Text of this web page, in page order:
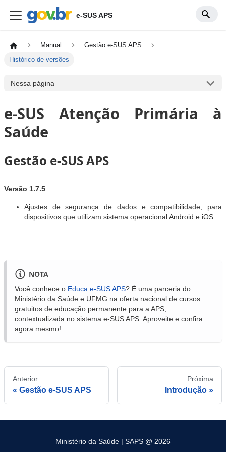
e-SUS APS
Manual
Gestão e-SUS APS
Histórico de versões
Nessa página
e-SUS Atenção Primária à
Saúde
Gestão e-SUS APS
Versão 1.7.5
Ajustes de segurança de dados e compatibilidade, para
dispositivos que utilizam sistema operacional Android e iOS.
NOTA
Você conhece o Educa e-SUS APS? É uma parceria do
Ministério da Saúde e UFMG na oferta nacional de cursos
gratuitos de educação permanente para a APS,
contextualizada no sistema e-SUS APS. Aproveite e confira
agora mesmo!
Anterior
Gestão e-SUS APS
Próxima
Introdução
Ministério da Saúde | SAPS @ 2026